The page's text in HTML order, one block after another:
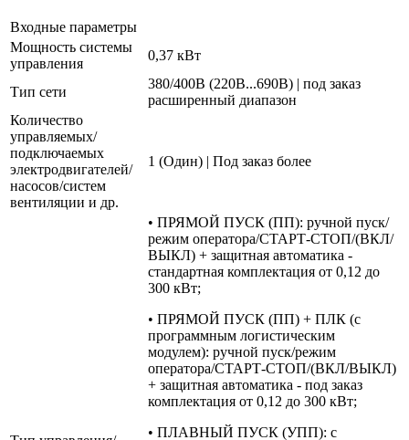
Входные параметры
Мощность системы
управления
0,37 кВт
Тип сети
380/400В (220В...690В) | под заказ
расширенный диапазон
Количество
управляемых/
подключаемых
электродвигателей/
насосов/систем
вентиляции и др.
1 (Один) | Под заказ более
• ПРЯМОЙ ПУСК (ПП): ручной пуск/
режим оператора/СТАРТ-СТОП/(ВКЛ/
ВЫКЛ) + защитная автоматика -
стандартная комплектация от 0,12 до
300 кВт;
• ПРЯМОЙ ПУСК (ПП) + ПЛК (с
программным логистическим
модулем): ручной пуск/режим
оператора/СТАРТ-СТОП/(ВКЛ/ВЫКЛ)
+ защитная автоматика - под заказ
комплектация от 0,12 до 300 кВт;
• ПЛАВНЫЙ ПУСК (УПП): с